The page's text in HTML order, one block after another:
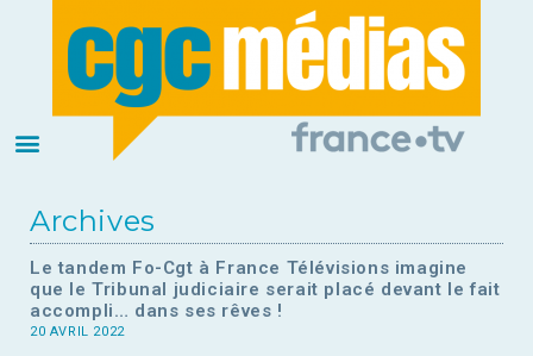
Archives
Le tandem Fo-Cgt à France Télévisions imagine
que le Tribunal judiciaire serait placé devant le fait
accompli… dans ses rêves !
20 AVRIL 2022